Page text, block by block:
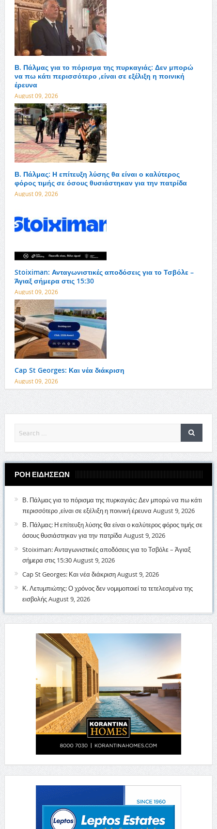
Β. Πάλμας για το πόρισμα της πυρκαγιάς: Δεν μπορώ
να πω κάτι περισσότερο ,είναι σε εξέλιξη η ποινική
έρευνα
August 09, 2026
Β. Πάλμας: Η επίτευξη λύσης θα είναι ο καλύτερος
φόρος τιμής σε όσους θυσιάστηκαν για την πατρίδα
August 09, 2026
Stoiximan: Ανταγωνιστικές αποδόσεις για το Τσβόλε –
Άγιαξ σήμερα στις 15:30
August 09, 2026
Cap St Georges: Και νέα διάκριση
August 09, 2026
ΡΟΗ ΕΙΔΗΣΕΩΝ
Β. Πάλμας για το πόρισμα της πυρκαγιάς: Δεν μπορώ να πω κάτι
περισσότερο ,είναι σε εξέλιξη η ποινική έρευνα August 9, 2026
Β. Πάλμας: Η επίτευξη λύσης θα είναι ο καλύτερος φόρος τιμής σε
όσους θυσιάστηκαν για την πατρίδα August 9, 2026
Stoiximan: Ανταγωνιστικές αποδόσεις για το Τσβόλε – Άγιαξ
σήμερα στις 15:30August 9, 2026
Cap St Georges: Και νέα διάκρισηAugust 9, 2026
Κ. Λετυμπιώτης: Ο χρόνος δεν νομιμοποιεί τα τετελεσμένα της
εισβολήςAugust 9, 2026